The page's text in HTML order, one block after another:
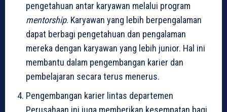
pengetahuan antar karyawan melalui program
mentorship. Karyawan yang lebih berpengalaman
dapat berbagi pengetahuan dan pengalaman
mereka dengan karyawan yang lebih junior. Hal ini
membantu dalam pengembangan karier dan
pembelajaran secara terus menerus.
Pengembangan karier lintas departemen
Perusahaan ini juga memberikan kesempatan bagi